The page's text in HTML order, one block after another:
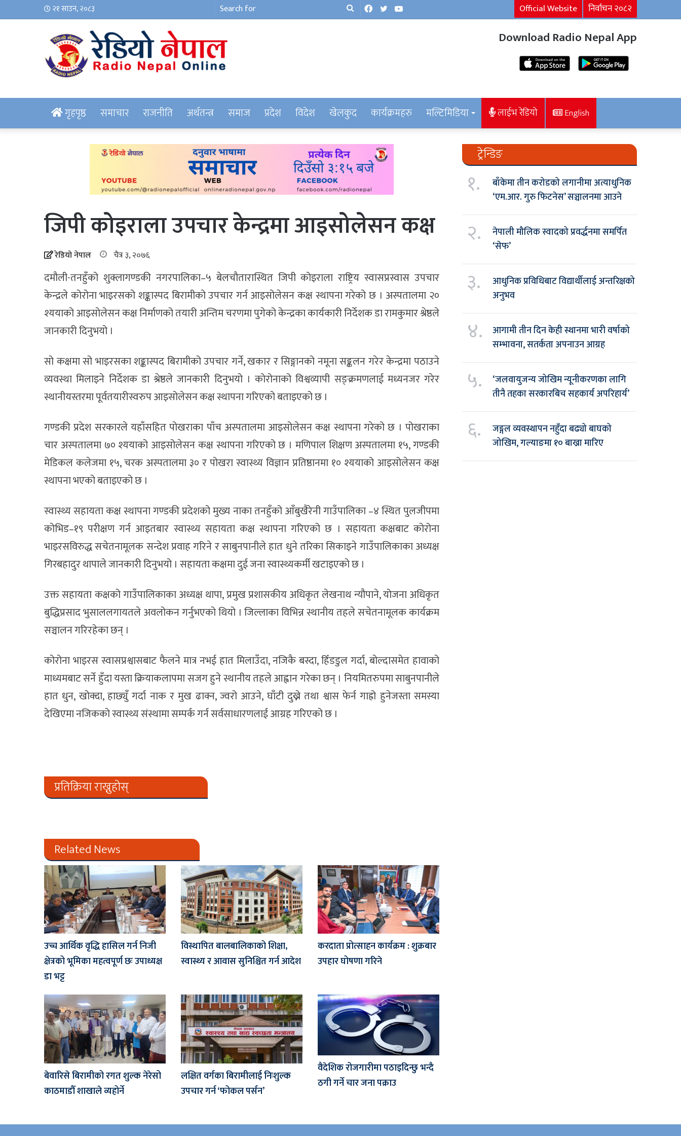
२१ साउन, २०८३
SearchFacebook
TwitterYouTube Official Website निर्वाचन २०८२
Download Radio Nepal App
गृहपृष्ठ समाचार राजनीति अर्थतन्त्र समाज प्रदेश विदेश खेलकुद कार्यक्रमहरु मल्टिमिडिया लाईभ रेडियो English
जिपी कोइराला उपचार केन्द्रमा आइसोलेसन कक्ष
रेडियो नेपाल चैत्र ३, २०७६
दमौली-तनहुँको शुक्लागण्डकी नगरपालिका–५ बेलचौतारास्थित जिपी कोइराला राष्ट्रिय स्वासप्रस्वास उपचार
केन्द्रले कोरोना भाइरसको शङ्कास्पद बिरामीको उपचार गर्न आइसोलेसन कक्ष स्थापना गरेको छ । अस्पतालमा २०
श्ययाको आइसोलेसन कक्ष निर्माणको तयारी अन्तिम चरणमा पुगेको केन्द्रका कार्यकारी निर्देशक डा रामकुमार श्रेष्ठले
जानकारी दिनुभयो ।
सो कक्षमा सो भाइरसका शङ्कास्पद बिरामीको उपचार गर्ने, खकार र सिङ्गानको नमूना सङ्कलन गरेर केन्द्रमा पठाउने
व्यवस्था मिलाइने निर्देशक डा श्रेष्ठले जानकारी दिनुभयो । कोरोनाको विश्वव्यापी सङ्क्रमणलाई मध्यनजर गरेर
स्थानीयस्तरमा पूर्वतयारीस्वरुप आइसोलेसन कक्ष स्थापना गरिएको बताइएको छ ।
गण्डकी प्रदेश सरकारले यहाँसहित पोखराका पाँच अस्पतालमा आइसोलेसन कक्ष स्थापना गरेको छ । पोखराका
चार अस्पतालमा ७० श्ययाको आइसोलेसन कक्ष स्थापना गरिएको छ । मणिपाल शिक्षण अस्पतालमा १५, गण्डकी
मेडिकल कलेजमा १५, चरक अस्पतालमा ३० र पोखरा स्वास्थ्य विज्ञान प्रतिष्ठानमा १० श्ययाको आइसोलेसन कक्ष
स्थापना भएको बताइएको छ ।
स्वास्थ्य सहायता कक्ष स्थापना गण्डकी प्रदेशको मुख्य नाका तनहुँको आँबुखैरेनी गाउँपालिका –४ स्थित पुलजीपमा
कोभिड–१९ परीक्षण गर्न आइतबार स्वास्थ्य सहायता कक्ष स्थापना गरिएको छ । सहायता कक्षबाट कोरोना
भाइरसविरुद्ध सचेतनामूलक सन्देश प्रवाह गरिने र साबुनपानीले हात धुने तरिका सिकाइने गाउँपालिकाका अध्यक्ष
गिरबहादुर थापाले जानकारी दिनुभयो । सहायता कक्षमा दुई जना स्वास्थ्यकर्मी खटाइएको छ ।
उक्त सहायता कक्षको गाउँपालिकाका अध्यक्ष थापा, प्रमुख प्रशासकीय अधिकृत लेखनाथ न्यौपाने, योजना अधिकृत
बुद्धिप्रसाद भुसाललगायतले अवलोकन गर्नुभएको थियो । जिल्लाका विभिन्न स्थानीय तहले सचेतनामूलक कार्यक्रम
सञ्चालन गरिरहेका छन् ।
कोरोना भाइरस स्वासप्रश्वासबाट फैलने मात्र नभई हात मिलाउँदा, नजिकै बस्दा, हिँडडुल गर्दा, बोल्दासमेत हावाको
माध्यमबाट सर्ने हुँदा यस्ता क्रियाकलापमा सजग हुने स्थानीय तहले आह्वान गरेका छन् । नियमितरुपमा साबुनपानीले
हात धुन, खोक्दा, हाछ्युँ गर्दा नाक र मुख ढाक्न, ज्वरो आउने, घाँटी दुख्ने तथा श्वास फेर्न गाह्रो हुनेजस्ता समस्या
देखिएमा नजिकको स्वास्थ्य संस्थामा सम्पर्क गर्न सर्वसाधारणलाई आग्रह गरिएको छ ।
प्रतिक्रिया राख्नुहोस्
Related News
उच्च आर्थिक वृद्धि हासिल गर्न निजी
क्षेत्रको भूमिका महत्वपूर्ण छः उपाध्यक्ष
डा भट्ट
विस्थापित बालबालिकाको शिक्षा,
स्वास्थ्य र आवास सुनिश्चित गर्न आदेश
करदाता प्रोत्साहन कार्यक्रम : शुक्रबार
उपहार घोषणा गरिने
बेवारिसे बिरामीको रगत शुल्क नेरेसो
काठमाडौँ शाखाले व्यहोर्ने
लक्षित वर्गका बिरामीलाई निःशुल्क
उपचार गर्न ‘फोकल पर्सन’
वैदेशिक रोजगारीमा पठाइदिन्छु भन्दै
ठगी गर्ने चार जना पक्राउ
ट्रेन्डिङ
१.
बाँकेमा तीन करोडको लगानीमा अत्याधुनिक
‘एम.आर. गुरु फिटनेस’ सञ्चालनमा आउने
२.
नेपाली मौलिक स्वादको प्रवर्द्धनमा समर्पित
‘सेफ’
३.
आधुनिक प्रविधिबाट विद्यार्थीलाई अन्तरिक्षको
अनुभव
४.
आगामी तीन दिन केही स्थानमा भारी वर्षाको
सम्भावना, सतर्कता अपनाउन आग्रह
५.
‘जलवायुजन्य जोखिम न्यूनीकरणका लागि
तीनै तहका सरकारबिच सहकार्य अपरिहार्य’
६.
जङ्गल व्यवस्थापन नहुँदा बढ्यो बाघको
जोखिम, गल्याङमा १० बाख्रा मारिए